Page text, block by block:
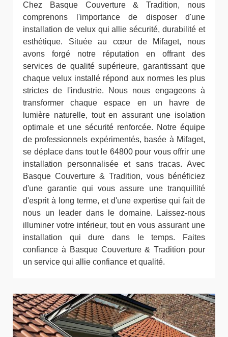
Chez Basque Couverture & Tradition, nous
comprenons l'importance de disposer d'une
installation de velux qui allie sécurité, durabilité et
esthétique. Située au cœur de Mifaget, nous
avons forgé notre réputation en offrant des
services de qualité supérieure, garantissant que
chaque velux installé répond aux normes les plus
strictes de l'industrie. Nous nous engageons à
transformer chaque espace en un havre de
lumière naturelle, tout en assurant une isolation
optimale et une sécurité renforcée. Notre équipe
de professionnels expérimentés, basée à Mifaget,
se déplace dans tout le 64800 pour vous offrir une
installation personnalisée et sans tracas. Avec
Basque Couverture & Tradition, vous bénéficiez
d'une garantie qui vous assure une tranquillité
d'esprit à long terme, et d'une expertise qui fait de
nous un leader dans le domaine. Laissez-nous
illuminer votre intérieur, tout en vous assurant une
installation qui dure dans le temps. Faites
confiance à Basque Couverture & Tradition pour
un service qui allie confiance et qualité.